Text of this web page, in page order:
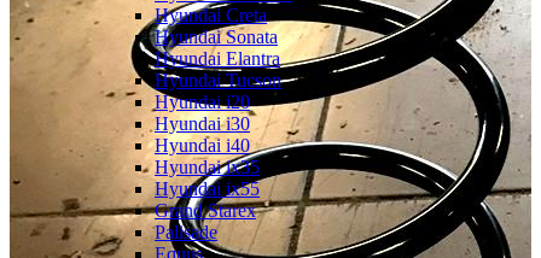
Hyundai Creta
Hyundai Sonata
Hyundai Elantra
Hyundai Tucson
Hyundai i20
Hyundai i30
Hyundai i40
Hyundai ix35
Hyundai ix55
Grand Starex
Palisade
Equus